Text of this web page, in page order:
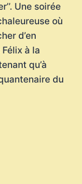
Une soirée
où
d’en
à la
qu’à
du